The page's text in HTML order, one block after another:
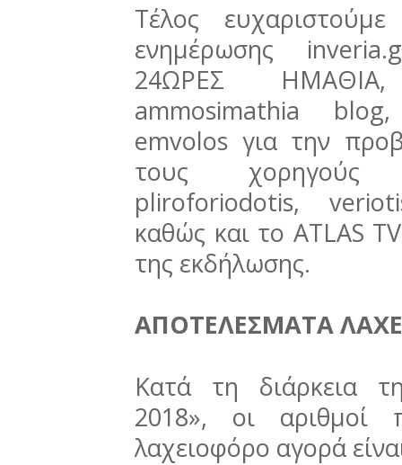
Τέλος
ενημέρωσης
24ΩΡΕΣ
ammosimathia
emvolos για την
τους χορηγούς
pliroforiodotis,
καθώς και το ATLAS
της εκδήλωσης.
ΑΠΟΤΕΛΕΣΜΑΤΑ
Κατά τη διάρκεια
2018», οι
λαχειοφόρο αγορά